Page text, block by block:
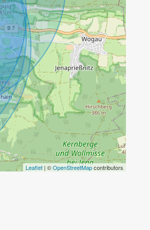
Leaflet | ©OpenStreetMapcontributors